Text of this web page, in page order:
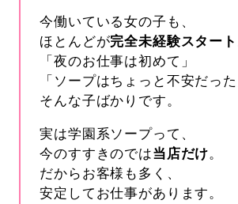
今働いている女の子も、
ほとんどが完全未経験スタート
「夜のお仕事は初めて」
「ソープはちょっと不安だった
そんな子ばかりです。
実は学園系ソープって、
今のすすきのでは当店だけ。
だからお客様も多く、
安定してお仕事があります。